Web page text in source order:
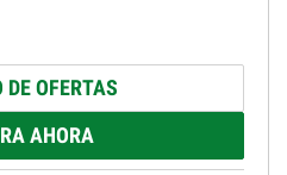
DE OFERTAS
AHORA